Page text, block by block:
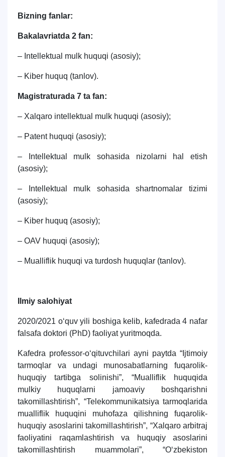
Bizning fanlar:
Bakalavriatda 2 fan:
– Intellektual mulk huquqi (asosiy);
– Kiber huquq (tanlov).
Magistraturada 7 ta fan:
– Xalqaro intellektual mulk huquqi (asosiy);
– Patent huquqi (asosiy);
– Intellektual mulk sohasida nizolarni hal etish
(asosiy);
– Intellektual mulk sohasida shartnomalar tizimi
(asosiy);
– Kiber huquq (asosiy);
– OAV huquqi (asosiy);
– Mualliflik huquqi va turdosh huquqlar (tanlov).
Ilmiy salohiyat
2020/2021 o‘quv yili boshiga kelib, kafedrada 4 nafar
falsafa doktori (PhD) faoliyat yuritmoqda.
Kafedra professor-o‘qituvchilari ayni paytda “Ijtimoiy
tarmoqlar va undagi munosabatlarning fuqarolik-
huquqiy tartibga solinishi”, “Mualliflik huquqida
mulkiy huquqlarni jamoaviy boshqarishni
takomillashtirish”, “Telekommunikatsiya tarmoqlarida
mualliflik huquqini muhofaza qilishning fuqarolik-
huquqiy asoslarini takomillashtirish”, “Xalqaro arbitraj
faoliyatini raqamlashtirish va huquqiy asoslarini
takomillashtirish muammolari”, “O‘zbekiston